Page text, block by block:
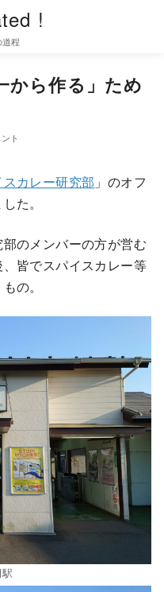
!
程
から作る」ため
ト
カレー研究部 」のオフ
た。
のメンバーの方が営む
皆でスパイスカレー等
の。